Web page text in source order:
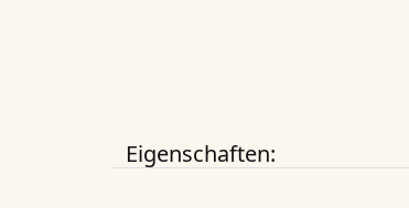
Eigenschaften: